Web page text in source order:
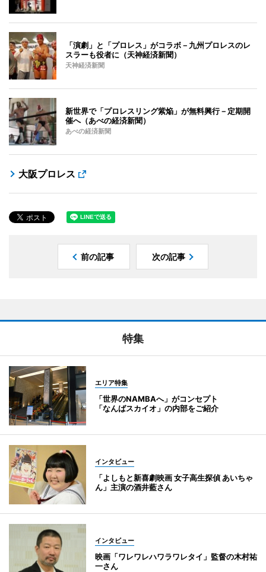
「演劇」と「プロレス」がコラボ－九州プロレスのレ
スラーも役者に（天神経済新聞）
天神経済新聞
新世界で「プロレスリング紫焔」が無料興行－定期開
催へ（あべの経済新聞）
あべの経済新聞
大阪プロレス
前の記事 次の記事
特集
エリア特集
「世界のNAMBAへ」がコンセプト
「なんばスカイオ」の内部をご紹介
インタビュー
「よしもと新喜劇映画 女子高生探偵 あいちゃ
ん」主演の酒井藍さん
インタビュー
映画「ワレワレハワラワレタイ」監督の木村祐
一さん